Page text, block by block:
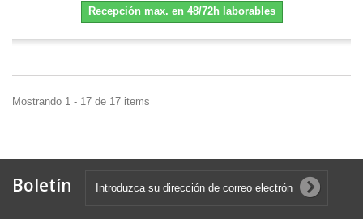
Recepción max. en 48/72h laborables
Mostrando 1 - 17 de 17 items
Boletín